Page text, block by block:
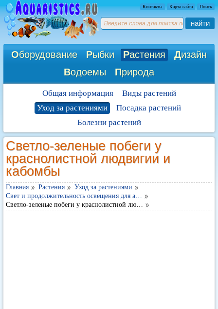
Контакты Карта сайта Поиск
найти
Оборудование Рыбки Растения Дизайн
Водоемы Природа
Общая информация
Виды растений
Уход за растениями
Посадка растений
Болезни растений
Светло-зеленые побеги у
краснолистной людвигии и
кабомбы
Главная Растения
Уход за растениями
Свет и продолжительность освещения для а…
Светло-зеленые побеги у краснолистной лю…